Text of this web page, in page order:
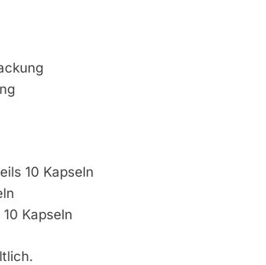
10 Kapseln
Kapseln